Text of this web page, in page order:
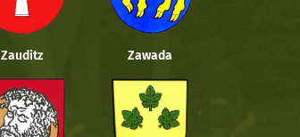
Zauditz Zawada